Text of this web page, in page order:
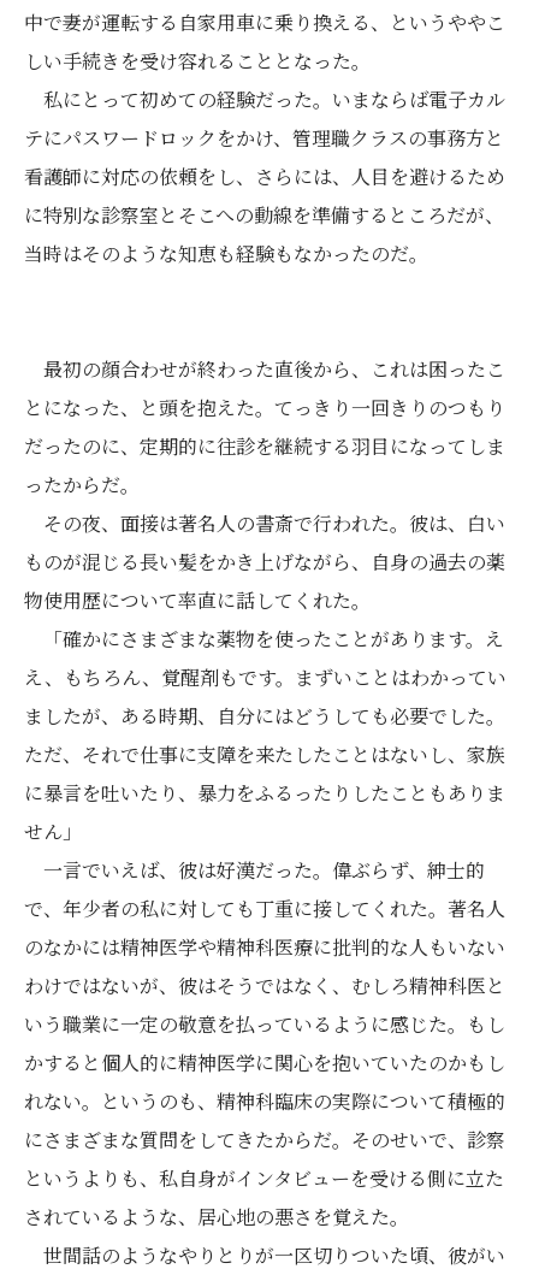
中で妻が運転する自家用車に乗り換える、というややこ
しい手続きを受け容れることとなった。
私にとって初めての経験だった。いまならば電子カル
テにパスワードロックをかけ、管理職クラスの事務方と
看護師に対応の依頼をし、さらには、人目を避けるため
に特別な診察室とそこへの動線を準備するところだが、
当時はそのような知恵も経験もなかったのだ。
最初の顔合わせが終わった直後から、これは困ったこ
とになった、と頭を抱えた。てっきり一回きりのつもり
だったのに、定期的に往診を継続する羽目になってしま
ったからだ。
その夜、面接は著名人の書斎で行われた。彼は、白い
ものが混じる長い髪をかき上げながら、自身の過去の薬
物使用歴について率直に話してくれた。
「確かにさまざまな薬物を使ったことがあります。え
え、もちろん、覚醒剤もです。まずいことはわかってい
ましたが、ある時期、自分にはどうしても必要でした。
ただ、それで仕事に支障を来たしたことはないし、家族
に暴言を吐いたり、暴力をふるったりしたこともありま
せん」
一言でいえば、彼は好漢だった。偉ぶらず、紳士的
で、年少者の私に対しても丁重に接してくれた。著名人
のなかには精神医学や精神科医療に批判的な人もいない
わけではないが、彼はそうではなく、むしろ精神科医と
いう職業に一定の敬意を払っているように感じた。もし
かすると個人的に精神医学に関心を抱いていたのかもし
れない。というのも、精神科臨床の実際について積極的
にさまざまな質問をしてきたからだ。そのせいで、診察
というよりも、私自身がインタビューを受ける側に立た
されているような、居心地の悪さを覚えた。
世間話のようなやりとりが一区切りついた頃、彼がい